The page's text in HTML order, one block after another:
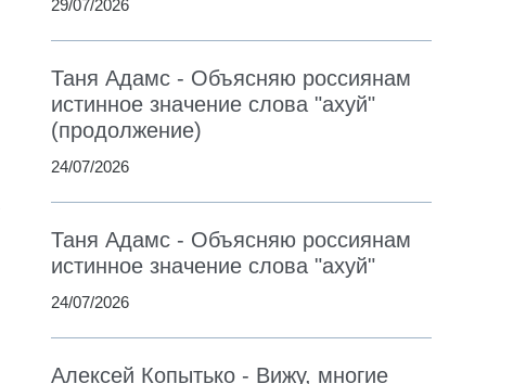
29/07/2026
Таня Адамс - Объясняю россиянам
истинное значение слова "ахуй"
(продолжение)
24/07/2026
Таня Адамс - Объясняю россиянам
истинное значение слова "ахуй"
24/07/2026
Алексей Копытько - Вижу, многие